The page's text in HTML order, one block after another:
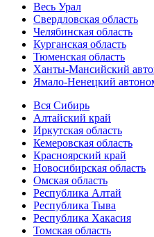
Весь Урал
Свердловская область
Челябинская область
Курганская область
Тюменская область
Ханты-Мансийский
Ямало-Ненецкий
Вся Сибирь
Алтайский край
Иркутская область
Кемеровская область
Красноярский край
Новосибирская область
Омская область
Республика Алтай
Республика Тыва
Республика Хакасия
Томская область